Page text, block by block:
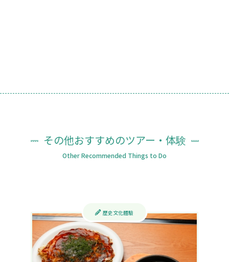
その他おすすめのツアー・体験
Other Recommended Things to Do
歷史文化體驗